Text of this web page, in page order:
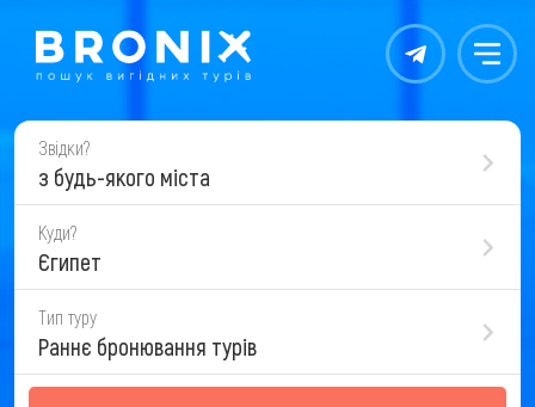
Контакты Меню
Звідки?
з будь-якого міста
Куди?
Єгипет
Тип туру
Раннє бронювання турів